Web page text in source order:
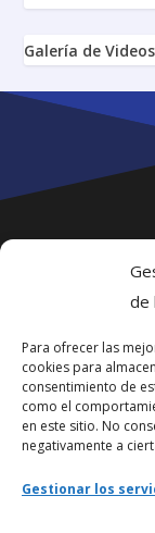
de
Para ofrecer las
cookies para
consentimiento de
como el
en este sitio. No
negativamente a
Gestionar los
Galería de Videos
Webmaster
Nuestro e-